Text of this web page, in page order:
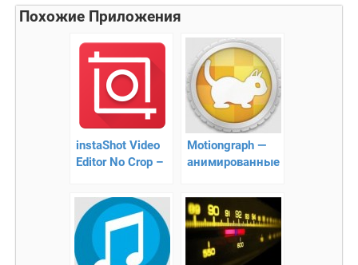
Похожие Приложения
instaShot Video
Editor No Crop –
показать себя в
Instagram
Motiongraph —
анимированные